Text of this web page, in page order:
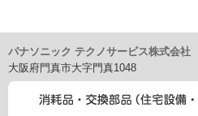
車載関連商品など
（2）ご提供情報の概要
・商品、サービスに関するご提案
・商品サポート、メンテナンスに
・キャンペーン、フェアー、イベ
・アンケート、商品モニターに関
パナソニック テクノサービス株式会社
大阪府門真市大字門真1048